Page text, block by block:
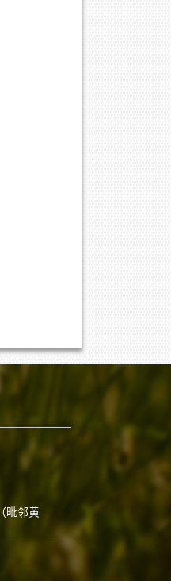
毗邻黄